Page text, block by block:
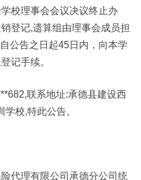
校理事会会议决议终止办
登记,遗算组由理事会成员担
公告之日起45日内，向本学
记手续。
联系地址:承德县建设西
校,特此公告。
代理有限公司承德分公司统